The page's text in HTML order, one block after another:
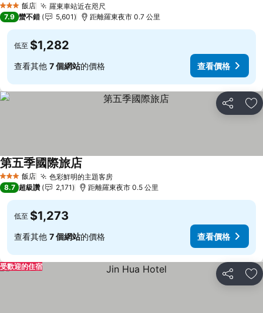
3 星級 飯店 羅東車站近在咫尺
7.9 蠻不錯 5,601 距離羅東夜市 0.7 公里
低至 $1,282
查看其他 7 個網站的價格 查看價格
分享 加
3 星級 飯店 色彩鮮明的主題客房
第五季國際旅店
8.7 超級讚 2,171 距離羅東夜市 0.5 公里
低至 $1,273
查看其他 7 個網站的價格 查看價格
分享 加
受歡迎的住宿